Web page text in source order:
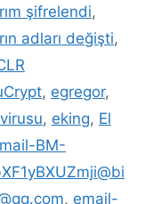
şifrelendi,
adları değişti,
, egregor,
, eking, El
BM-
, email-